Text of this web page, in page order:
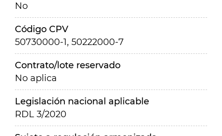
No
Código CPV
50730000-1, 50222000-7
Contrato/lote reservado
No aplica
Legislación nacional aplicable
RDL 3/2020